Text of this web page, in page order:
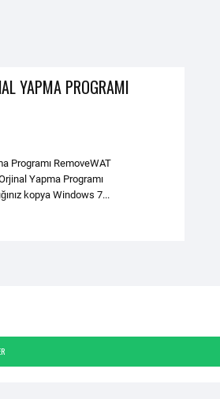
YAPMA PROGRAMI
Programı RemoveWAT
Yapma Programı
kopya Windows 7...